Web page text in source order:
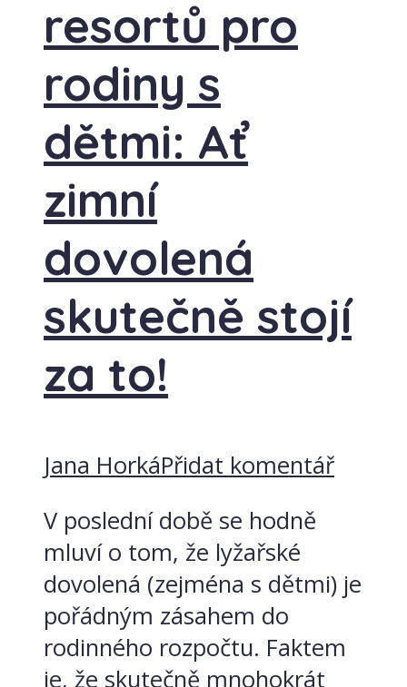
resortů pro
rodiny s
dětmi: Ať
zimní
dovolená
skutečně stojí
za to!
Jana HorkáPřidat komentář
V poslední době se hodně
mluví o tom, že lyžařské
dovolená (zejména s dětmi) je
pořádným zásahem do
rodinného rozpočtu. Faktem
je, že skutečně mnohokrát